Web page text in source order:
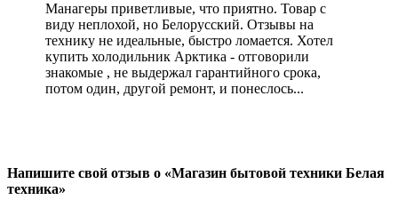
Манагеры приветливые, что приятно. Товар с
виду неплохой, но Белорусский. Отзывы на
технику не идеальные, быстро ломается. Хотел
купить холодильник Арктика - отговорили
знакомые , не выдержал гарантийного срока,
потом один, другой ремонт, и понеслось...
Напишите свой отзыв о «Магазин бытовой техники Белая
техника»